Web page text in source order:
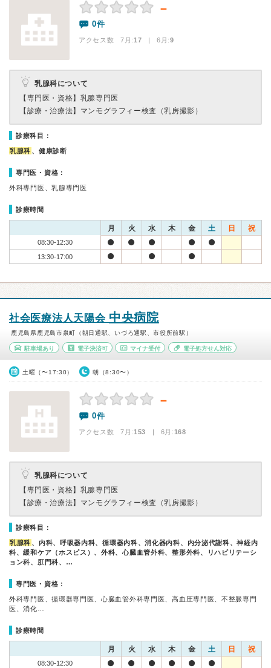
－
0件
アクセス数 7月:17 | 6月:9
乳腺科について
【専門医・資格】 乳腺専門医
【診療・治療法】 マンモグラフィー検査（乳房撮影）
診療科目：
乳腺科 、健康診断
専門医・資格：
外科専門医、乳腺専門医
診療時間
月 火 水 木 金 土 日 祝
08:30-12:30
13:30-17:00
社会医療法人天陽会 中央病院
鹿児島県鹿児島市泉町（朝日通駅、いづろ通駅、市役所前駅）
駐車場あり 電子決済可 マイナ受付 電子処方せん対応
土曜（〜17:30） 朝（8:30〜）
－
0件
アクセス数 7月:153 | 6月:168
乳腺科について
【専門医・資格】 乳腺専門医
【診療・治療法】 マンモグラフィー検査（乳房撮影）
診療科目：
乳腺科 、内科、呼吸器内科、循環器内科、消化器内科、内分泌代謝科、神経内
科、緩和ケア（ホスピス）、外科、心臓血管外科、整形外科、リハビリテーシ
ョン科、肛門科、…
専門医・資格：
外科専門医、循環器専門医、心臓血管外科専門医、高血圧専門医、不整脈専門
医、消化…
診療時間
月 火 水 木 金 土 日 祝
08:30-12:30